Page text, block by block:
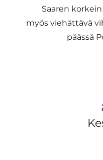
Saaren
myös viehättävä
päässä